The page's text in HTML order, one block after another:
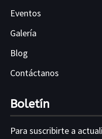
Eventos
Galería
Blog
Contáctanos
Boletín
Para suscribirte a